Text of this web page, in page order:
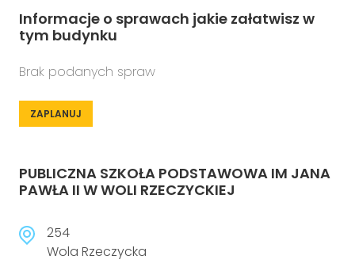
Informacje o sprawach jakie załatwisz w
tym budynku
Brak podanych spraw
ZAPLANUJ
PUBLICZNA SZKOŁA PODSTAWOWA IM JANA
PAWŁA II W WOLI RZECZYCKIEJ
254
Wola Rzeczycka